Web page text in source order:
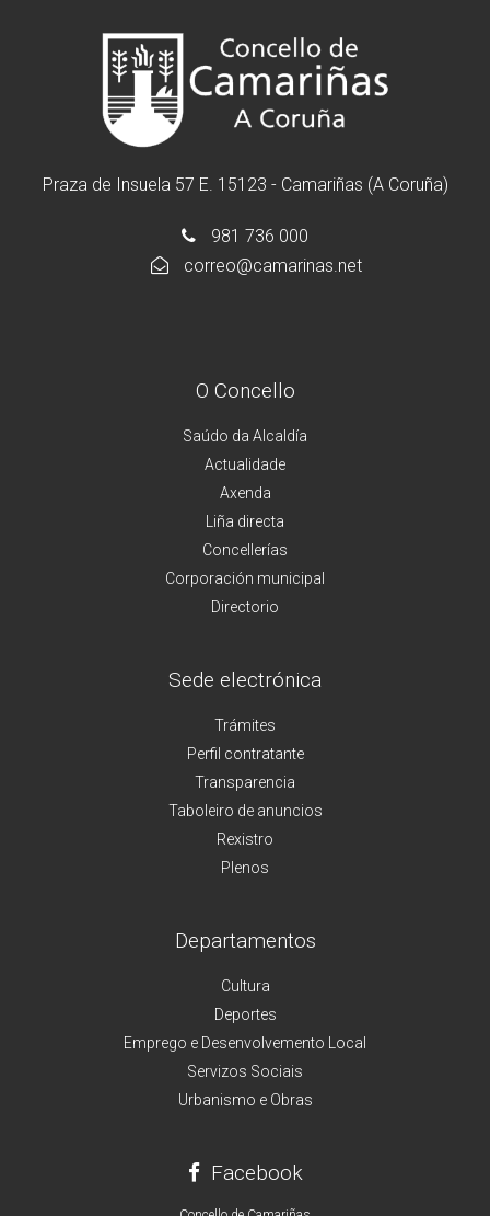
Praza de Insuela 57 E. 15123 - Camariñas (A Coruña)
981 736 000
correo@camarinas.net
O Concello
Saúdo da Alcaldía
Actualidade
Axenda
Liña directa
Concellerías
Corporación municipal
Directorio
Sede electrónica
Trámites
Perfil contratante
Transparencia
Taboleiro de anuncios
Rexistro
Plenos
Departamentos
Cultura
Deportes
Emprego e Desenvolvemento Local
Servizos Sociais
Urbanismo e Obras
Facebook